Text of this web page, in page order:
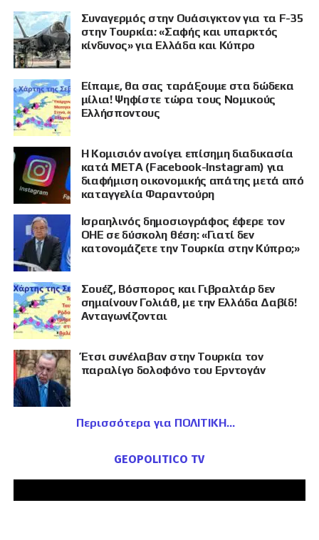
Συναγερμός στην Ουάσιγκτον για τα F-35
στην Τουρκία: «Σαφής και υπαρκτός
κίνδυνος» για Ελλάδα και Κύπρο
Είπαμε, θα σας ταράξουμε στα δώδεκα
μίλια! Ψηφίστε τώρα τους Νομικούς
Ελλήσποντους
Η Κομισιόν ανοίγει επίσημη διαδικασία
κατά META (Facebook-Instagram) για
διαφήμιση οικονομικής απάτης μετά από
καταγγελία Φαραντούρη
Ισραηλινός δημοσιογράφος έφερε τον
ΟΗΕ σε δύσκολη θέση: «Γιατί δεν
κατονομάζετε την Τουρκία στην Κύπρο;»
Σουέζ, Βόσπορος και Γιβραλτάρ δεν
σημαίνουν Γολιάθ, με την Ελλάδα Δαβίδ!
Ανταγωνίζονται
Έτσι συνέλαβαν στην Τουρκία τον
παραλίγο δολοφόνο του Ερντογάν
Περισσότερα για ΠΟΛΙΤΙΚΗ
GEOPOLITICO TV